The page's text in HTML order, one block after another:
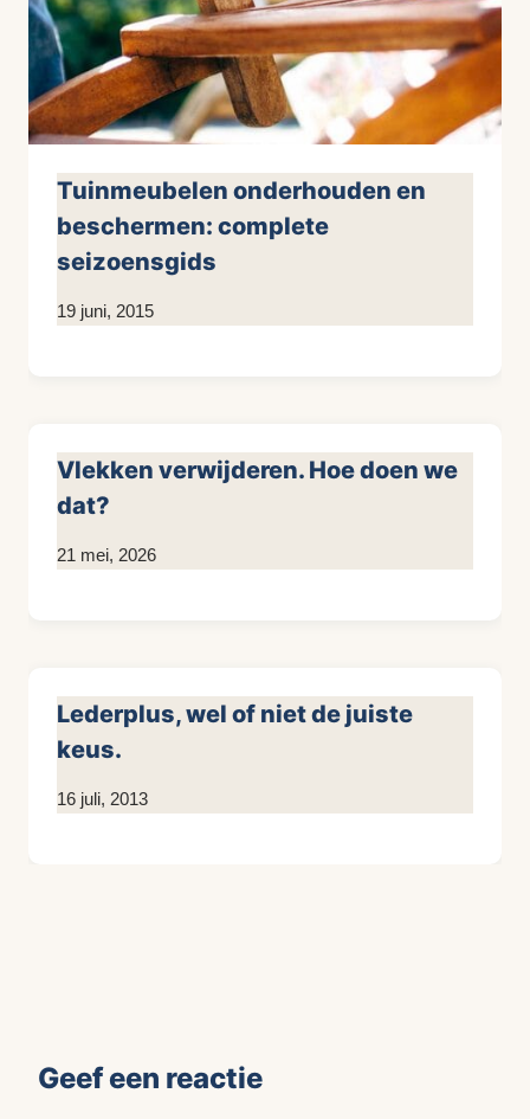
Tuinmeubelen onderhouden en
beschermen: complete
seizoensgids
Door
19 juni, 2015
Vlekken verwijderen. Hoe doen we
dat?
Door
21 mei, 2026
Lederplus, wel of niet de juiste
keus.
Door
16 juli, 2013
Geef een reactie